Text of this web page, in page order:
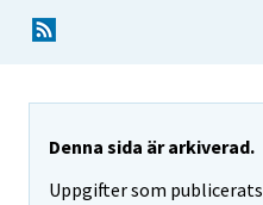
Denna sida är arkiverad.
Uppgifter som